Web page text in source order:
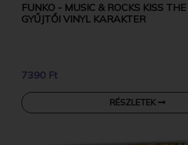
FUNKO - MUSIC & ROCKS KISS
GYŰJTŐI VINYL KARAKTER
7390 Ft
RÉSZLETEK